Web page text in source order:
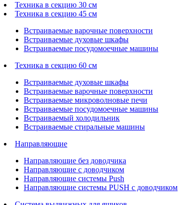
Техника в секцию 30 см
Техника в секцию 45 см
Встраиваемые варочные поверхности
Встраиваемые духовые шкафы
Встраиваемые посудомоечные машины
Техника в секцию 60 см
Встраиваемые духовые шкафы
Встраиваемые варочные поверхности
Встраиваемые микроволновые печи
Встраиваемые посудомоечные машины
Встраиваемый холодильник
Встраиваемые стиральные машины
Направляющие
Направляющие без доводчика
Направляющие с доводчиком
Направляющие системы Push
Направляющие системы PUSH с доводчиком